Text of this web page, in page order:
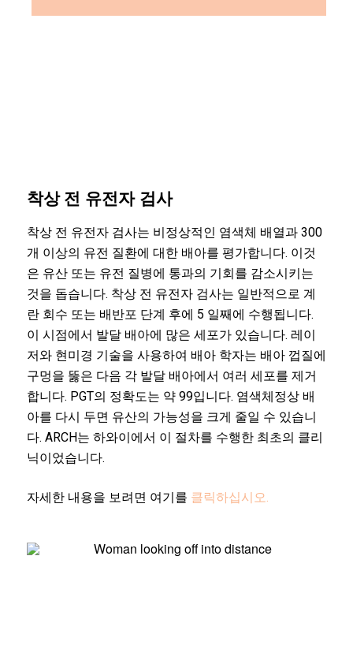
착상 전 유전자 검사
착상 전 유전자 검사는 비정상적인 염색체 배열과 300
개 이상의 유전 질환에 대한 배아를 평가합니다. 이것
은 유산 또는 유전 질병에 통과의 기회를 감소시키는
것을 돕습니다. 착상 전 유전자 검사는 일반적으로 계
란 회수 또는 배반포 단계 후에 5 일째에 수행됩니다.
이 시점에서 발달 배아에 많은 세포가 있습니다. 레이
저와 현미경 기술을 사용하여 배아 학자는 배아 껍질에
구멍을 뚫은 다음 각 발달 배아에서 여러 세포를 제거
합니다. PGT의 정확도는 약 99입니다. 염색체정상 배
아를 다시 두면 유산의 가능성을 크게 줄일 수 있습니
다. ARCH는 하와이에서 이 절차를 수행한 최초의 클리
닉이었습니다.
자세한 내용을 보려면 여기를 클릭하십시오.